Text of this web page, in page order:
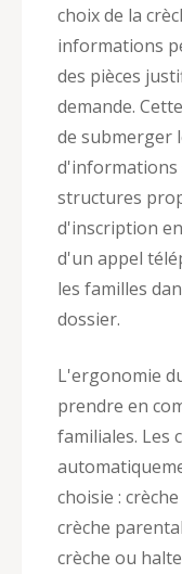
choix de la
informations
des pièces
demande.
de submerger
d'informations
structures
d'inscription
d'un appel
les familles
dossier.
L'ergonomie
prendre en
familiales. Les
choisie :
crèche
crèche ou